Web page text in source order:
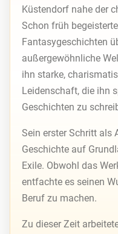
Küstendorf nahe der
Schon früh
Fantasygeschichten
außergewöhnliche
ihn starke,
Leidenschaft, die ihn
Geschichten zu
Sein erster Schritt als
Geschichte auf
Exile. Obwohl das
entfachte es seinen
Beruf zu machen.
Zu dieser Zeit